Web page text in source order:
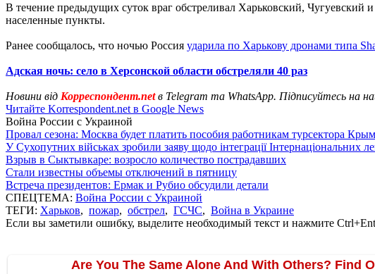
В течение предыдущих суток враг обстреливал Харьковский,
населенные пункты.
Ранее сообщалось, что ночью Россия ударила по Харькову дронами типа
Адская ночь: село в Херсонской области обстреляли 40 раз
Новини від Корреспондент.netв Telegram та WhatsApp. Підписуйтесь на
Читайте Korrespondent.net в Google News
Война России с Украиной
Провал сезона: Москва будет платить пособия работникам турсектора
У Сухопутних військах зробили заяву щодо інтеграції Інтернаціональних
Взрыв в Сыктывкаре: возросло количество пострадавших
Стали известны объемы отключений в пятницу
Встреча президентов: Ермак и Рубио обсудили детали
СПЕЦТЕМА: Война России с Украиной
ТЕГИ: Харьков, пожар, обстрел, ГСЧС, Война в Украине
Если вы заметили ошибку, выделите необходимый текст и нажмите